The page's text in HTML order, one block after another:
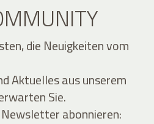
die Neuigkeiten vom
Aktuelles aus unserem
Sie.
abonnieren: